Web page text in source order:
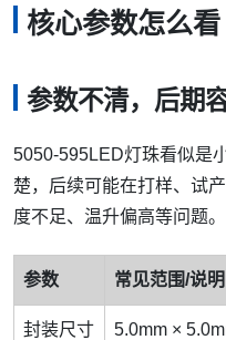
核心参数怎么看
参数不清，后期
5050-595LED灯珠看似是
楚，后续可能在打样、试
度不足、温升偏高等问题。
参数 常见范围/说明
封装尺寸 5.0mm ×